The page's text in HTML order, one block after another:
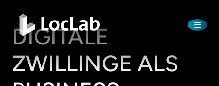
DIGITALE
ZWILLINGE ALS